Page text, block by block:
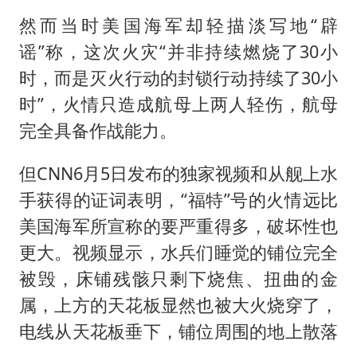
然而当时美国海军却轻描淡写地“辟
谣”称，这次火灾“并非持续燃烧了30小
时，而是灭火行动的封锁行动持续了30小
时”，火情只造成航母上两人轻伤，航母
完全具备作战能力。
但CNN6月5日发布的独家视频和从舰上水
手获得的证词表明，“福特”号的火情远比
美国海军所宣称的要严重得多，破坏性也
更大。视频显示，水兵们睡觉的铺位完全
被毁，床铺残骸只剩下烧焦、扭曲的金
属，上方的天花板显然也被大火烧穿了，
电线从天花板垂下，铺位周围的地上散落